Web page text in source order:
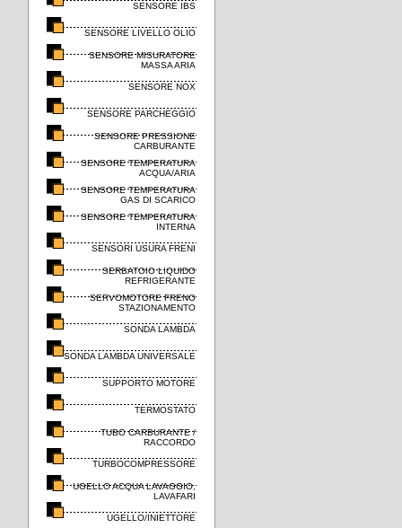
SENSORE IBS
SENSORE LIVELLO OLIO
SENSORE MISURATORE
MASSA ARIA
SENSORE NOX
SENSORE PARCHEGGIO
SENSORE PRESSIONE
CARBURANTE
SENSORE TEMPERATURA
ACQUA/ARIA
SENSORE TEMPERATURA
GAS DI SCARICO
SENSORE TEMPERATURA
INTERNA
SENSORI USURA FRENI
SERBATOIO LIQUIDO
REFRIGERANTE
SERVOMOTORE FRENO
STAZIONAMENTO
SONDA LAMBDA
SONDA LAMBDA UNIVERSALE
SUPPORTO MOTORE
TERMOSTATO
TUBO CARBURANTE /
RACCORDO
TURBOCOMPRESSORE
UGELLO ACQUA LAVAGGIO,
LAVAFARI
UGELLO/INIETTORE